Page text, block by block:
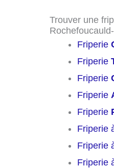
Trouver une
Friperie
Friperie
Friperie
Friperie
Friperie
Friperie
Friperie
Friperie